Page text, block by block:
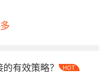
际学校教学方法多
立完成从选题到成
有效策略？ HOT